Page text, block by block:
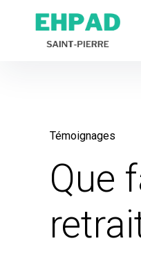
EHPAD
Pour une retraite
Témoignages
Que